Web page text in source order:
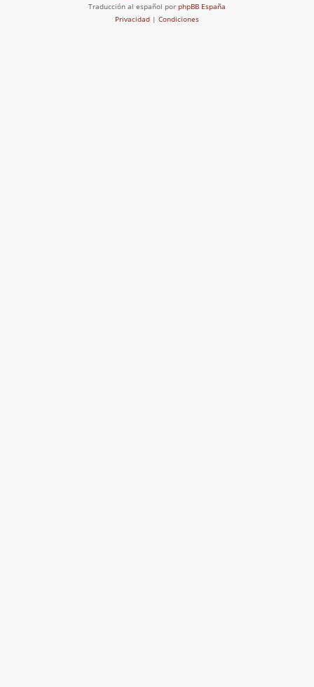
Traducción al español por phpBB España
Privacidad | Condiciones